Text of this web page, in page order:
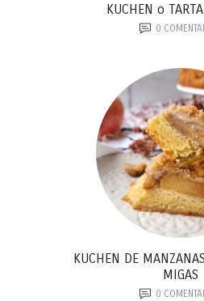
KUCHEN o
0
KUCHEN DE
MIGAS
0